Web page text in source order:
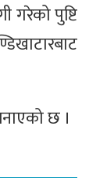
गरेको पुष्टि
छ ।